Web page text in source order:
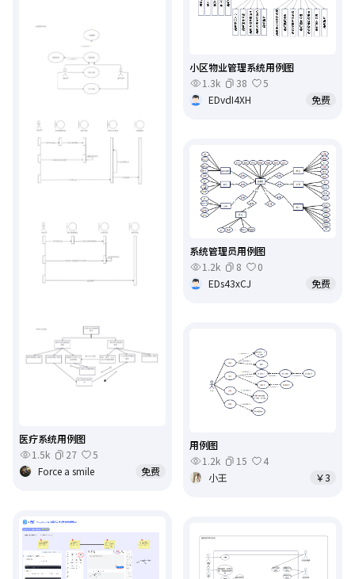
医疗系统用例图
1.5k
27
5
Force a smile
免费
小区物业管理系统用例图
1.3k
38
5
EDvdI4XH
免费
系统管理员用例图
1.2k
8
0
EDs43xCJ
免费
用例图
1.2k
15
4
小王
￥3